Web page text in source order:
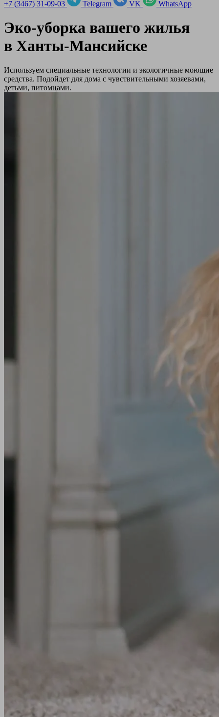
+7 (3467) 31-09-03 Telegram VK WhatsApp
Эко-уборка вашего жилья
в Ханты-Мансийске
Используем специальные технологии и экологичные моющие
средства. Подойдет для дома с чувствительными хозяевами,
детьми, питомцами.